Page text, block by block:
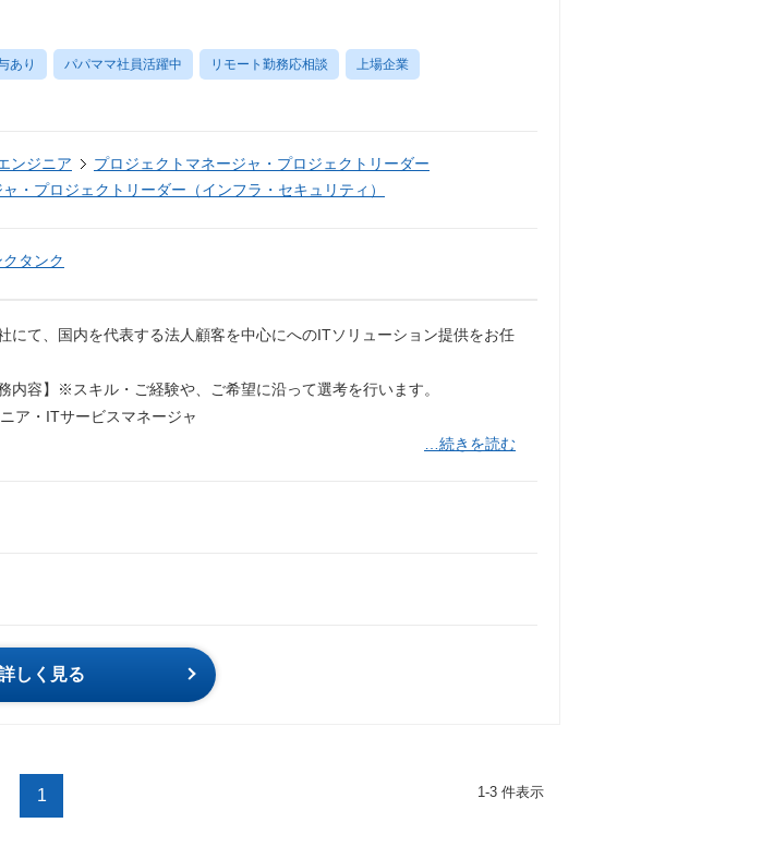
あり パパママ社員活躍中 リモート勤務応相談 上場企業
ンジニア
プロジェクトマネージャ・プロジェクトリーダー
・プロジェクトリーダー（インフラ・セキュリティ）
クタンク
にて、国内を代表する法人顧客を中心にへのITソリューション提供をお任
内容】※スキル・ご経験や、ご希望に沿って選考を行います。
ア・ITサービスマネージャ
…続きを読む
しく見る
1 1-3 件表示